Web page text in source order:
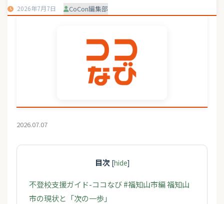
2026年7月7日 CoCon編集部
2026.07.07
目次 [hide]
不登校支援ガイド-ココなび #福知山市編 福知山
市の現状と「次の一歩」